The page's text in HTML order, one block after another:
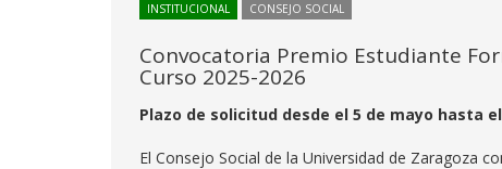
INSTITUCIONAL CONSEJO SOCIAL
Convocatoria Premio Estudiante
Curso 2025-2026
Plazo de solicitud desde el 5 de mayo hasta
El Consejo Social de la Universidad de Zaragoza